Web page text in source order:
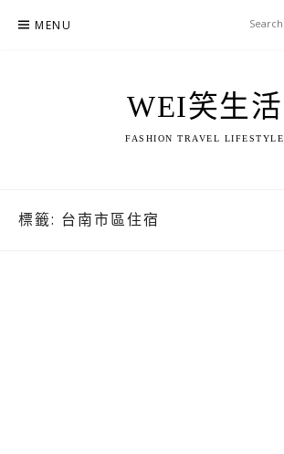
MENU
WEI笑生活
FASHION TRAVEL LIFESTYLE
標籤: 台南市區住宿